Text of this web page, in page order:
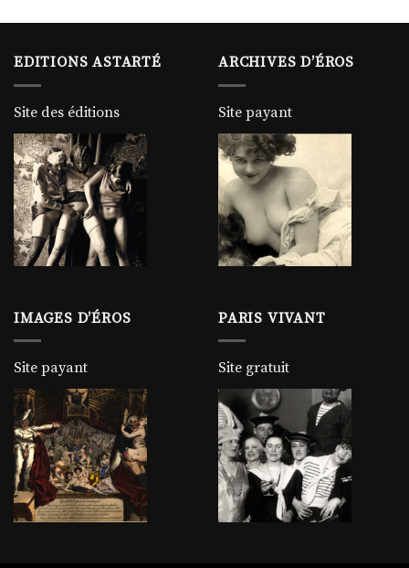
EDITIONS ASTARTÉ
Site des éditions
ARCHIVES D’ÉROS
Site payant
IMAGES D’ÉROS
Site payant
PARIS VIVANT
Site gratuit